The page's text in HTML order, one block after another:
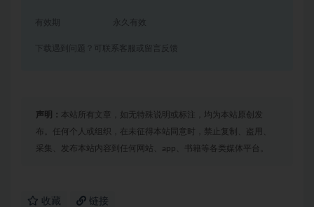
有效期 永久有效
下载遇到问题？可联系客服或留言反馈
声明： 本站所有文章，如无特殊说明或标注，均为本站原创发
布。任何个人或组织，在未征得本站同意时，禁止复制、盗用、
采集、发布本站内容到任何网站、app、书籍等各类媒体平台。
收藏 链接